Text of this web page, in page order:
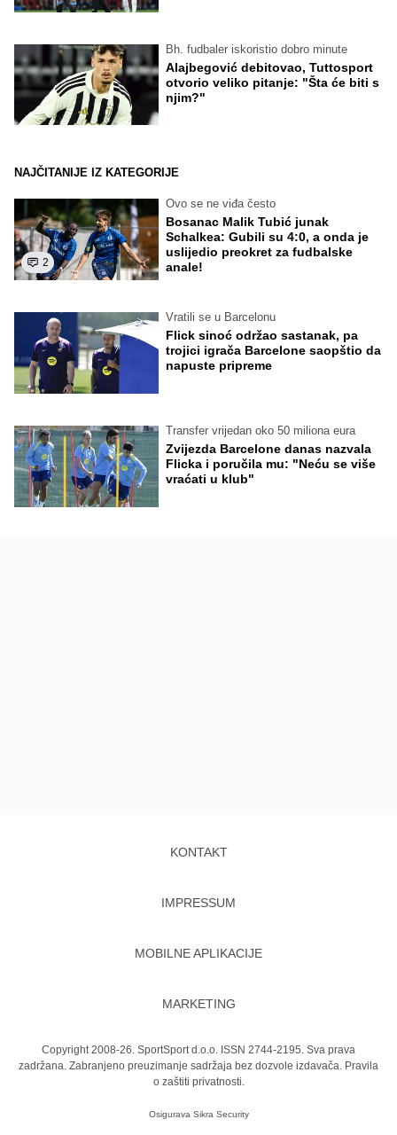
Bh. fudbaler iskoristio dobro minute
Alajbegović debitovao, Tuttosport
otvorio veliko pitanje: "Šta će biti s
njim?"
NAJČITANIJE IZ KATEGORIJE
2
Ovo se ne viđa često
Bosanac Malik Tubić junak
Schalkea: Gubili su 4:0, a onda je
uslijedio preokret za fudbalske
anale!
Vratili se u Barcelonu
Flick sinoć održao sastanak, pa
trojici igrača Barcelone saopštio da
napuste pripreme
Transfer vrijedan oko 50 miliona eura
Zvijezda Barcelone danas nazvala
Flicka i poručila mu: "Neću se više
vraćati u klub"
KONTAKT
IMPRESSUM
MOBILNE APLIKACIJE
MARKETING
Copyright 2008-26. SportSport d.o.o. ISSN 2744-2195. Sva prava
zadržana. Zabranjeno preuzimanje sadržaja bez dozvole izdavača. Pravila
o zaštiti privatnosti.
Osigurava Sikra Security